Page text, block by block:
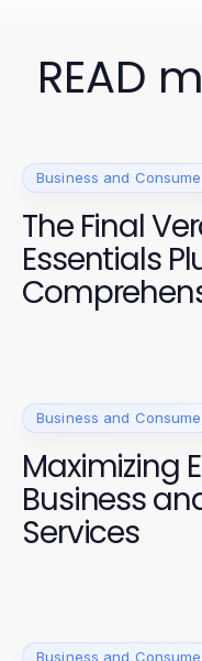
READ
Business and
The Final
Essentials
Businesses
Business and
Maximizing
Business
Services
Business and